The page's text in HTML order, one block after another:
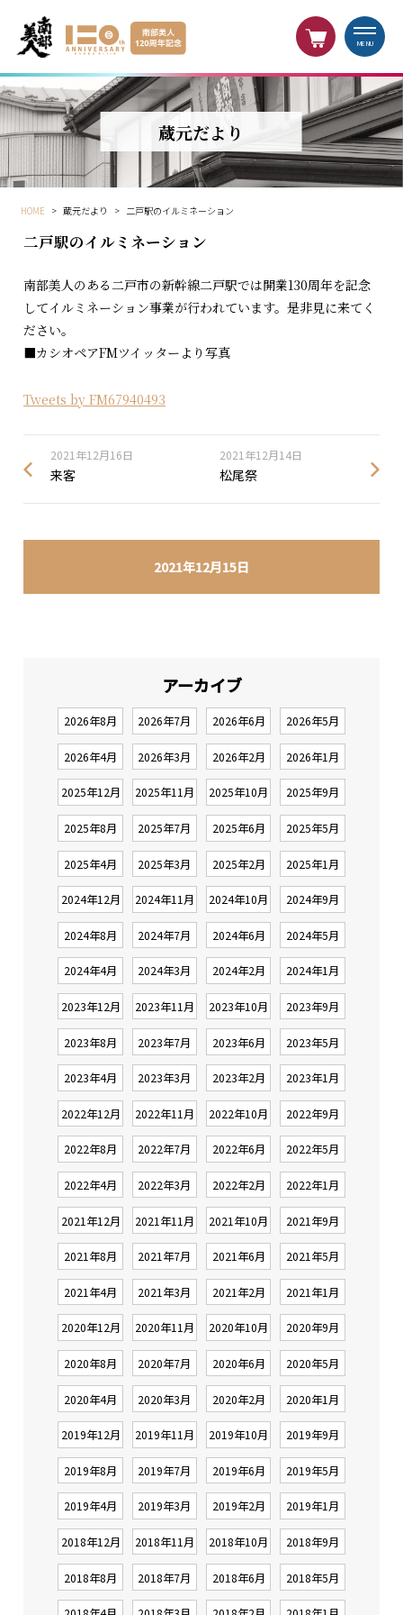
MENU
蔵元だより
HOME > 蔵元だより > 二戸駅のイルミネーション
2021年12月15日
二戸駅のイルミネーション
南部美人のある二戸市の新幹線二戸駅では開業130周年を記念
してイルミネーション事業が行われています。是非見に来てく
ださい。
■カシオペアFMツイッターより写真
Tweets by FM67940493
2021年12月16日
来客
2021年12月14日
松尾祭
アーカイブ
2026年8月 2026年7月 2026年6月 2026年5月
2026年4月 2026年3月 2026年2月 2026年1月
2025年12月 2025年11月 2025年10月 2025年9月
2025年8月 2025年7月 2025年6月 2025年5月
2025年4月 2025年3月 2025年2月 2025年1月
2024年12月 2024年11月 2024年10月 2024年9月
2024年8月 2024年7月 2024年6月 2024年5月
2024年4月 2024年3月 2024年2月 2024年1月
2023年12月 2023年11月 2023年10月 2023年9月
2023年8月 2023年7月 2023年6月 2023年5月
2023年4月 2023年3月 2023年2月 2023年1月
2022年12月 2022年11月 2022年10月 2022年9月
2022年8月 2022年7月 2022年6月 2022年5月
2022年4月 2022年3月 2022年2月 2022年1月
2021年12月 2021年11月 2021年10月 2021年9月
2021年8月 2021年7月 2021年6月 2021年5月
2021年4月 2021年3月 2021年2月 2021年1月
2020年12月 2020年11月 2020年10月 2020年9月
2020年8月 2020年7月 2020年6月 2020年5月
2020年4月 2020年3月 2020年2月 2020年1月
2019年12月 2019年11月 2019年10月 2019年9月
2019年8月 2019年7月 2019年6月 2019年5月
2019年4月 2019年3月 2019年2月 2019年1月
2018年12月 2018年11月 2018年10月 2018年9月
2018年8月 2018年7月 2018年6月 2018年5月